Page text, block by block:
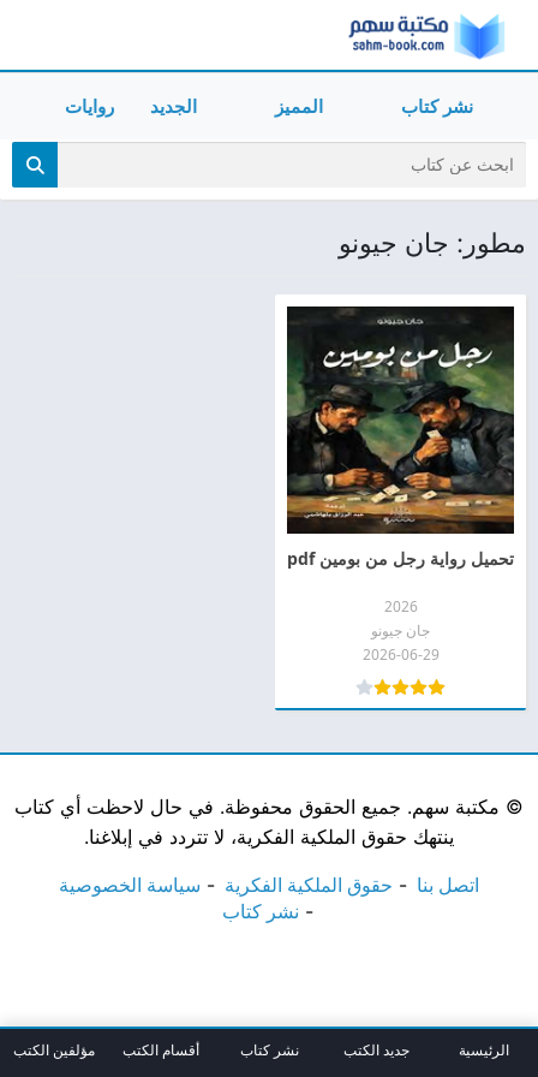
نشر كتاب المميز الجديد روايات
مطور: جان جيونو
تحميل رواية رجل من بومين pdf
2026
جان جيونو
2026-06-29
© مكتبة سهم. جميع الحقوق محفوظة. في حال لاحظت أي كتاب
ينتهك حقوق الملكية الفكرية، لا تتردد في إبلاغنا.
اتصل بنا حقوق الملكية الفكرية
سياسة الخصوصية
نشر كتاب
الرئيسية جديد الكتب نشر كتاب أقسام الكتب مؤلفين الكتب